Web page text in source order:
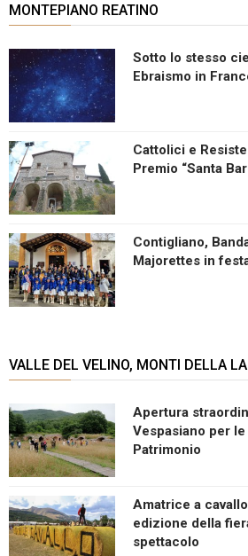
MONTEPIANO REATINO
Sotto lo stesso
Ebraismo in
Cattolici e
Premio “Santa
Contigliano,
Majorettes in
VALLE DEL VELINO, MONTI DELLA
Apertura
Vespasiano per
Patrimonio
Amatrice a
edizione della
spettacolo